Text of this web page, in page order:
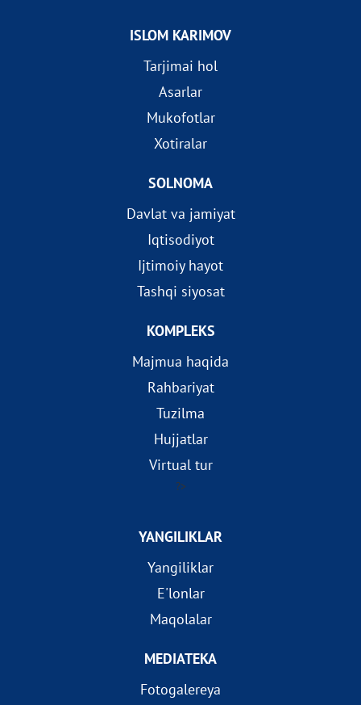
ISLOM KARIMOV
Tarjimai hol
Asarlar
Mukofotlar
Xotiralar
SOLNOMA
Davlat va jamiyat
Iqtisodiyot
Ijtimoiy hayot
Tashqi siyosat
KOMPLEKS
Majmua haqida
Rahbariyat
Tuzilma
Hujjatlar
Virtual tur
?>
YANGILIKLAR
Yangiliklar
E'lonlar
Maqolalar
MEDIATEKA
Fotogalereya